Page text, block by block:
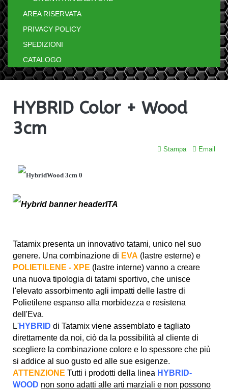
AREA RISERVATA
PRIVACY POLICY
SPEDIZIONI
CATALOGO
HYBRID Color + Wood
3cm
Stampa Email
Tatamix presenta un innovativo tatami, unico nel suo
genere. Una combinazione di EVA (lastre esterne) e
POLIETILENE - XPE (lastre interne) vanno a creare
una nuova tipologia di tatami sportivo, che unisce
l'elevato assorbimento agli impatti delle lastre di
Polietilene espanso alla morbidezza e resistena
dell'Eva.
L'HYBRID di Tatamix viene assemblato e tagliato
direttamente da noi, ciò da la possibilità al cliente di
scegliere la combinazione colore e lo spessore che più
si addice al suo gusto ed alle sue esigenze.
ATTENZIONE Tutti i prodotti della linea HYBRID-
WOOD non sono adatti alle arti marziali e non possono